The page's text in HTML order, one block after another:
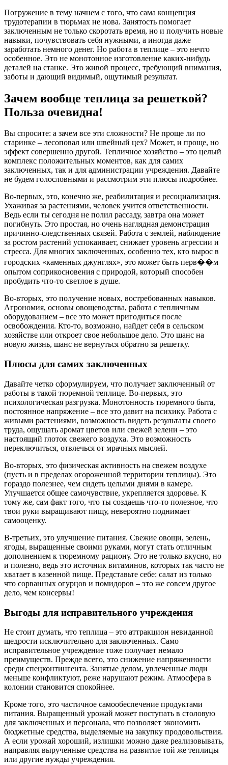
Погружение в тему начнем с того, что сама концепция
трудотерапии в тюрьмах не нова. Занятость помогает
заключенным не только скоротать время, но и получить новые
навыки, почувствовать себя нужными, а иногда даже
заработать немного денег. Но работа в теплице – это нечто
особенное. Это не монотонное изготовление каких-нибудь
деталей на станке. Это живой процесс, требующий внимания,
заботы и дающий видимый, ощутимый результат.
Зачем вообще теплица за решеткой?
Польза очевидна!
Вы спросите: а зачем все эти сложности? Не проще ли по
старинке – лесоповал или швейный цех? Может, и проще, но
эффект совершенно другой. Тепличное хозяйство – это целый
комплекс положительных моментов, как для самих
заключенных, так и для администрации учреждения. Давайте
не будем голословными и рассмотрим эти плюсы подробнее.
Во-первых, это, конечно же, реабилитация и ресоциализация.
Ухаживая за растениями, человек учится ответственности.
Ведь если ты сегодня не полил рассаду, завтра она может
погибнуть. Это простая, но очень наглядная демонстрация
причинно-следственных связей. Работа с землей, наблюдение
за ростом растений успокаивает, снижает уровень агрессии и
стресса. Для многих заключенных, особенно тех, кто вырос в
городских «каменных джунглях», это может быть перв��м
опытом соприкосновения с природой, который способен
пробудить что-то светлое в душе.
Во-вторых, это получение новых, востребованных навыков.
Агрономия, основы овощеводства, работа с тепличным
оборудованием – все это может пригодиться после
освобождения. Кто-то, возможно, найдет себя в сельском
хозяйстве или откроет свое небольшое дело. Это шанс на
новую жизнь, шанс не вернуться обратно за решетку.
Плюсы для самих заключенных
Давайте четко сформулируем, что получает заключенный от
работы в такой тюремной теплице. Во-первых, это
психологическая разгрузка. Монотонность тюремного быта,
постоянное напряжение – все это давит на психику. Работа с
живыми растениями, возможность видеть результаты своего
труда, ощущать аромат цветов или свежей зелени – это
настоящий глоток свежего воздуха. Это возможность
переключиться, отвлечься от мрачных мыслей.
Во-вторых, это физическая активность на свежем воздухе
(пусть и в пределах огороженной территории теплицы). Это
гораздо полезнее, чем сидеть целыми днями в камере.
Улучшается общее самочувствие, укрепляется здоровье. К
тому же, сам факт того, что ты создаешь что-то полезное, что
твои руки выращивают пищу, невероятно поднимает
самооценку.
В-третьих, это улучшение питания. Свежие овощи, зелень,
ягоды, выращенные своими руками, могут стать отличным
дополнением к тюремному рациону. Это не только вкусно, но
и полезно, ведь это источник витаминов, которых так часто не
хватает в казенной пище. Представьте себе: салат из только
что сорванных огурцов и помидоров – это же совсем другое
дело, чем консервы!
Выгоды для исправительного учреждения
Не стоит думать, что теплица – это аттракцион невиданной
щедрости исключительно для заключенных. Само
исправительное учреждение тоже получает немало
преимуществ. Прежде всего, это снижение напряженности
среди спецконтингента. Занятые делом, увлеченные люди
меньше конфликтуют, реже нарушают режим. Атмосфера в
колонии становится спокойнее.
Кроме того, это частичное самообеспечение продуктами
питания. Выращенный урожай может поступать в столовую
для заключенных и персонала, что позволяет экономить
бюджетные средства, выделяемые на закупку продовольствия.
А если урожай хороший, излишки можно даже реализовывать,
направляя вырученные средства на развитие той же теплицы
или другие нужды учреждения.